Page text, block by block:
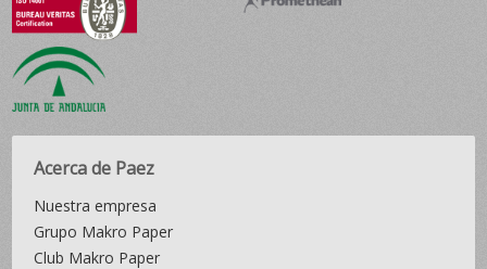
Acerca de Paez
Nuestra empresa
Grupo Makro Paper
Club Makro Paper